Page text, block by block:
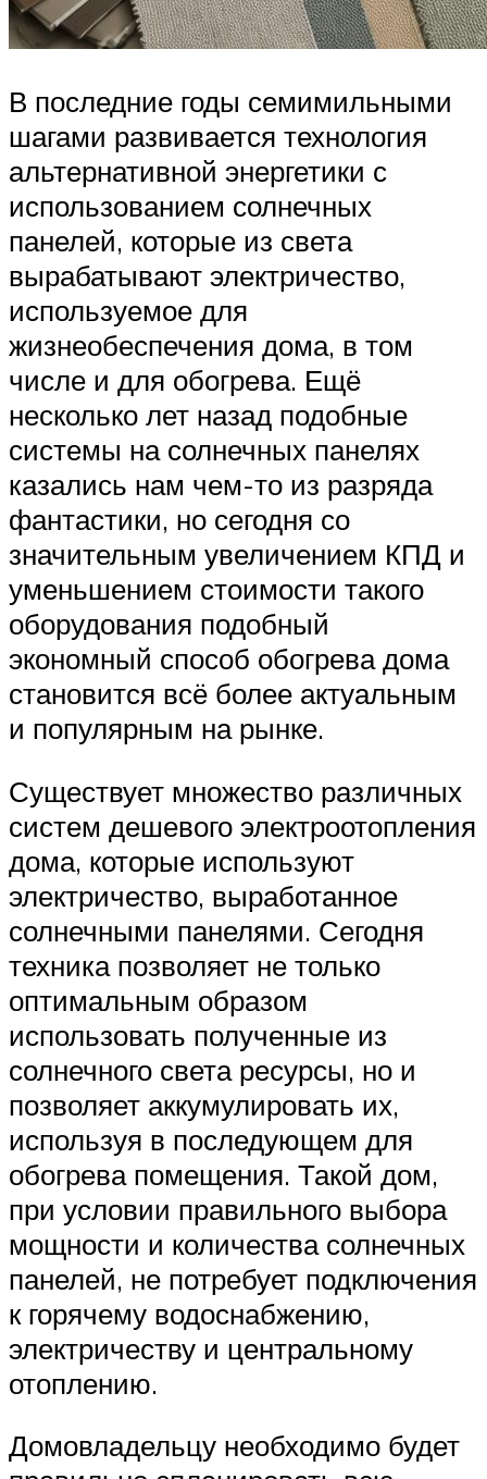
В последние годы семимильными
шагами развивается технология
альтернативной энергетики с
использованием солнечных
панелей, которые из света
вырабатывают электричество,
используемое для
жизнеобеспечения дома, в том
числе и для обогрева. Ещё
несколько лет назад подобные
системы на солнечных панелях
казались нам чем-то из разряда
фантастики, но сегодня со
значительным увеличением КПД и
уменьшением стоимости такого
оборудования подобный
экономный способ обогрева дома
становится всё более актуальным
и популярным на рынке.
Существует множество различных
систем дешевого электроотопления
дома, которые используют
электричество, выработанное
солнечными панелями. Сегодня
техника позволяет не только
оптимальным образом
использовать полученные из
солнечного света ресурсы, но и
позволяет аккумулировать их,
используя в последующем для
обогрева помещения. Такой дом,
при условии правильного выбора
мощности и количества солнечных
панелей, не потребует подключения
к горячему водоснабжению,
электричеству и центральному
отоплению.
Домовладельцу необходимо будет